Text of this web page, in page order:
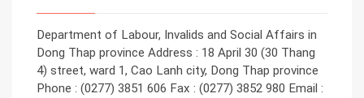
Department of Labour, Invalids and Social Affairs in
Dong Thap province Address : 18 April 30 (30 Thang
4) street, ward 1, Cao Lanh city, Dong Thap province
Phone : (0277) 3851 606 Fax : (0277) 3852 980 Email :